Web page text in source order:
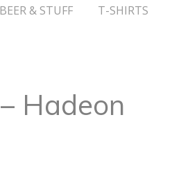
& STUFF
T-SHIRTS
Hadeon